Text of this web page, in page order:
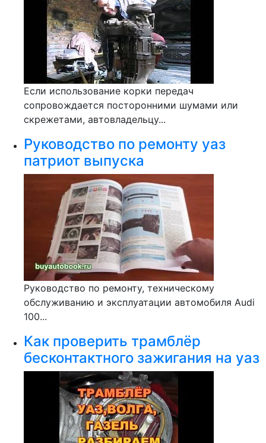
Если использование корки передач
сопровождается посторонними шумами или
скрежетами, автовладельцу...
Руководство по ремонту уаз
патриот выпуска
Руководство по ремонту, техническому
обслуживанию и эксплуатации автомобиля Audi
100...
Как проверить трамблёр
бесконтактного зажигания на уаз